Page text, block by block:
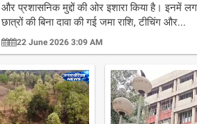
और प्रशासनिक मुद्दों की ओर इशारा किया है। इनमें
छात्रों की बिना दावा की गई जमा राशि, टीचिंग और...
22 June 2026 3:09 AM